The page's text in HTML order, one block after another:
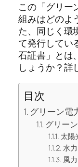
この「グリー
組みはどのよ
た、同じく環
て発行してい
石証書」とは
しょうか？詳
目次
グリーン電
グリー
太陽
水力
風力